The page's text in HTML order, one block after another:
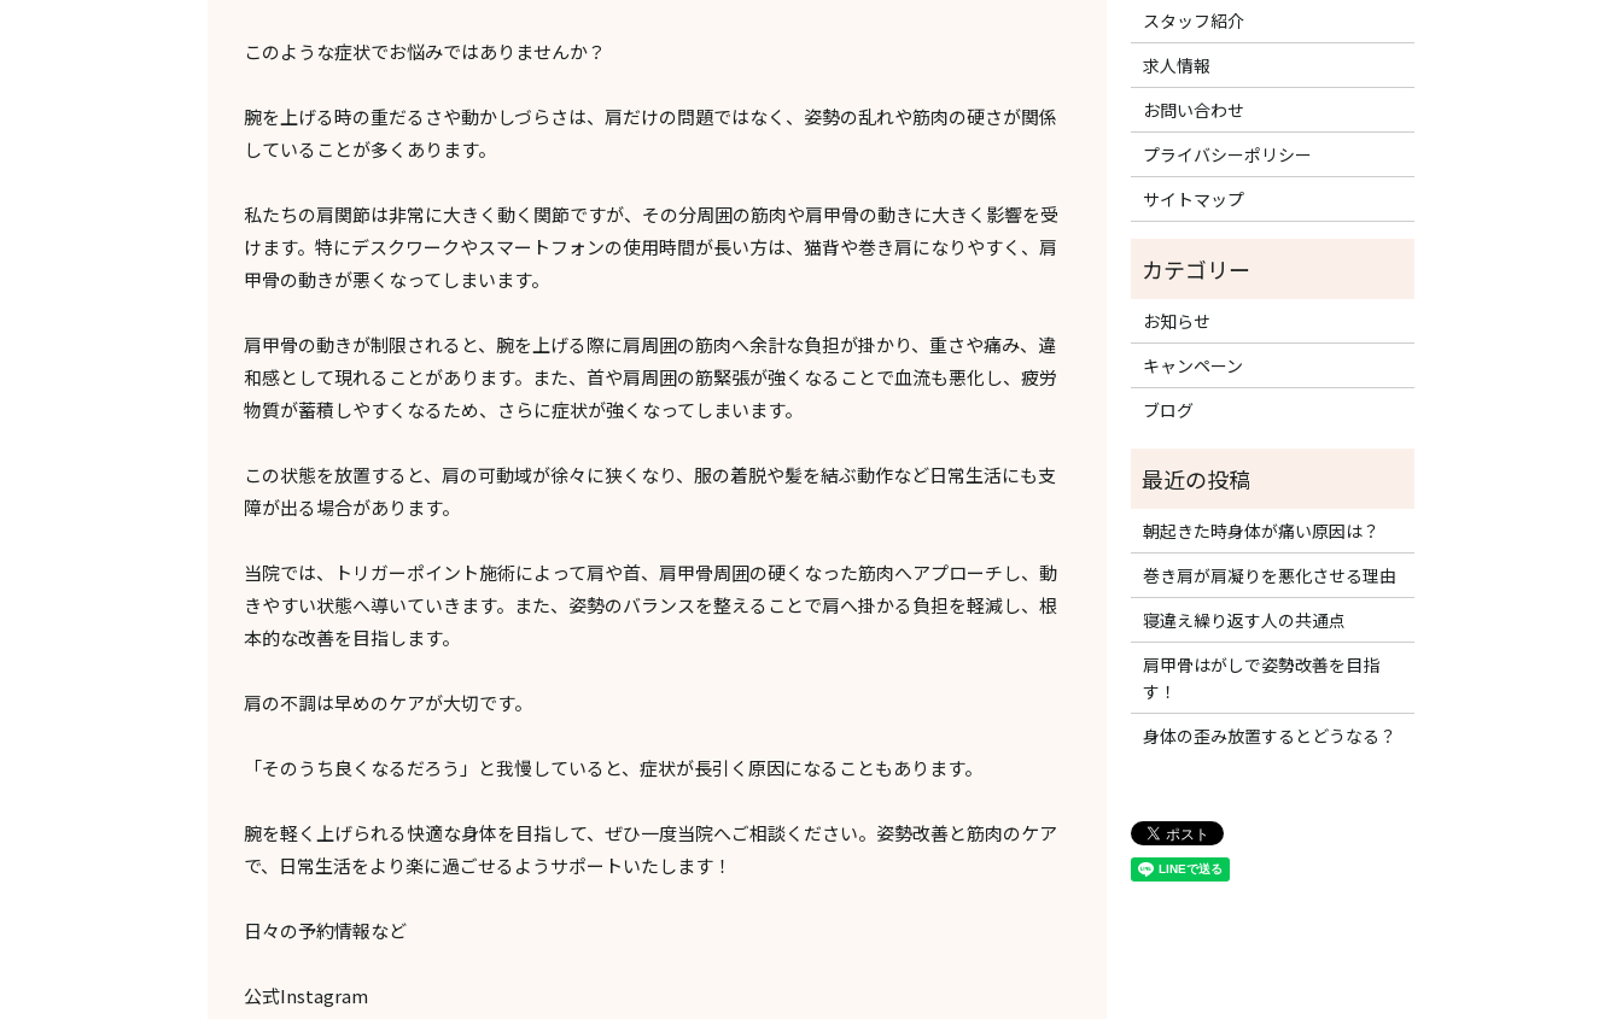
このような症状でお悩みではありませんか？
腕を上げる時の重だるさや動かしづらさは、肩だけの問題ではなく、姿勢の乱れや筋肉の硬さが関係
していることが多くあります。
私たちの肩関節は非常に大きく動く関節ですが、その分周囲の筋肉や肩甲骨の動きに大きく影響を受
けます。特にデスクワークやスマートフォンの使用時間が長い方は、猫背や巻き肩になりやすく、肩
甲骨の動きが悪くなってしまいます。
肩甲骨の動きが制限されると、腕を上げる際に肩周囲の筋肉へ余計な負担が掛かり、重さや痛み、違
和感として現れることがあります。また、首や肩周囲の筋緊張が強くなることで血流も悪化し、疲労
物質が蓄積しやすくなるため、さらに症状が強くなってしまいます。
この状態を放置すると、肩の可動域が徐々に狭くなり、服の着脱や髪を結ぶ動作など日常生活にも支
障が出る場合があります。
当院では、トリガーポイント施術によって肩や首、肩甲骨周囲の硬くなった筋肉へアプローチし、動
きやすい状態へ導いていきます。また、姿勢のバランスを整えることで肩へ掛かる負担を軽減し、根
本的な改善を目指します。
肩の不調は早めのケアが大切です。
「そのうち良くなるだろう」と我慢していると、症状が長引く原因になることもあります。
腕を軽く上げられる快適な身体を目指して、ぜひ一度当院へご相談ください。姿勢改善と筋肉のケア
で、日常生活をより楽に過ごせるようサポートいたします！
日々の予約情報など
公式Instagram
スタッフ紹介
求人情報
お問い合わせ
プライバシーポリシー
サイトマップ
お知らせ
キャンペーン
ブログ
朝起きた時身体が痛い原因は？
巻き肩が肩凝りを悪化させる理由
寝違え繰り返す人の共通点
肩甲骨はがしで姿勢改善を目指
す！
身体の歪み放置するとどうなる？